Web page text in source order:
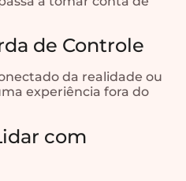
de Controle
da realidade ou
experiência fora do
com